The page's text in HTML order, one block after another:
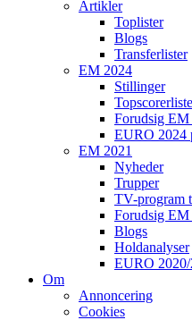
Artikler
Toplister
Blogs
Transferlister
EM 2024
Stillinger
Forudsig EM
EURO 2024
EM 2021
Nyheder
Trupper
TV-program
Forudsig EM
Blogs
Holdanalyser
EURO
Om
Annoncering
Cookies